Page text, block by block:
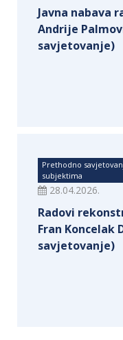
Javna nabava
Andrije
savjetovanje)
Prethodno
subjektima
28.04.2026.
Radovi
Fran Koncelak
savjetovanje)